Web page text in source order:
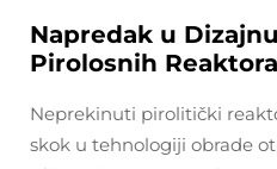
Napredak u
Pirolosnih Reaktora
Neprekinuti pirolitički
skok u tehnologiji obrade